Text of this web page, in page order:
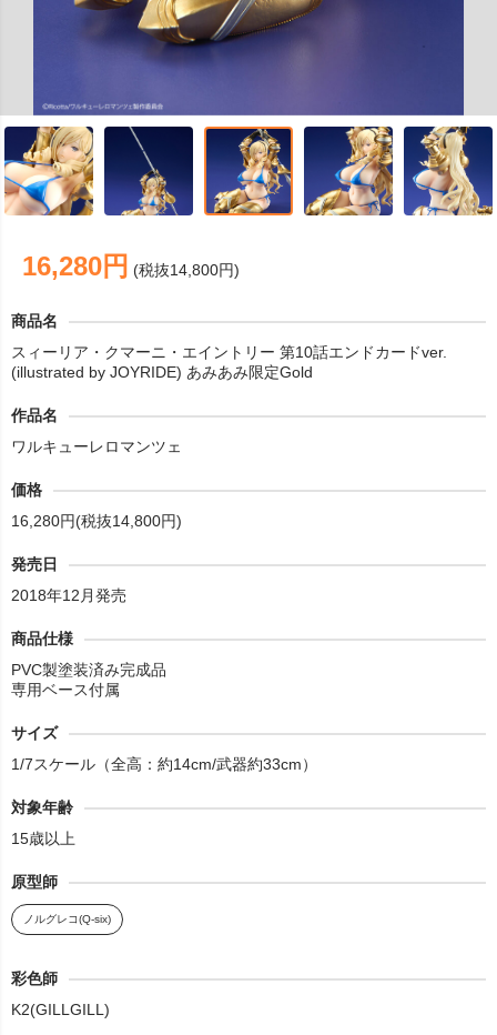
16,280円 (税抜14,800円)
商品名
スィーリア・クマーニ・エイントリー 第10話エンドカードver.
(illustrated by JOYRIDE) あみあみ限定Gold
作品名
ワルキューレロマンツェ
価格
16,280円(税抜14,800円)
発売日
2018年12月発売
商品仕様
PVC製塗装済み完成品
専用ベース付属
サイズ
1/7スケール（全高：約14cm/武器約33cm）
対象年齢
15歳以上
原型師
ノルグレコ(Q-six)
彩色師
K2(GILLGILL)